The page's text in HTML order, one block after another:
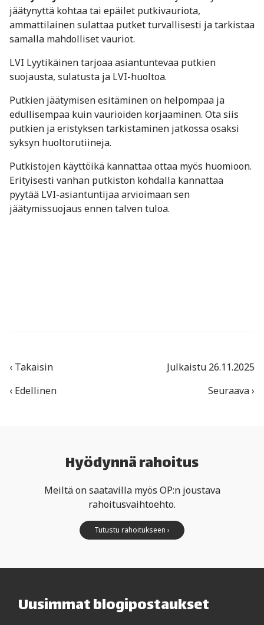
jäätynyttä kohtaa tai epäilet putkivauriota,
ammattilainen sulattaa putket turvallisesti ja tarkistaa
samalla mahdolliset vauriot.
LVI Lyytikäinen tarjoaa asiantuntevaa putkien
suojausta, sulatusta ja LVI-huoltoa.
Putkien jäätymisen esitäminen on helpompaa ja
edullisempaa kuin vaurioiden korjaaminen. Ota siis
putkien ja eristyksen tarkistaminen jatkossa osaksi
syksyn huoltorutiineja.
Putkistojen käyttöikä kannattaa ottaa myös huomioon.
Erityisesti vanhan putkiston kohdalla kannattaa
pyytää LVI-asiantuntijaa arvioimaan sen
jäätymissuojaus ennen talven tuloa.
‹ Takaisin
Julkaistu 26.11.2025
‹ Edellinen
Seuraava ›
Hyödynnä rahoitus
Meiltä on saatavilla myös OP:n joustava
rahoitusvaihtoehto.
Tutustu rahoitukseen ›
Uusimmat blogipostaukset